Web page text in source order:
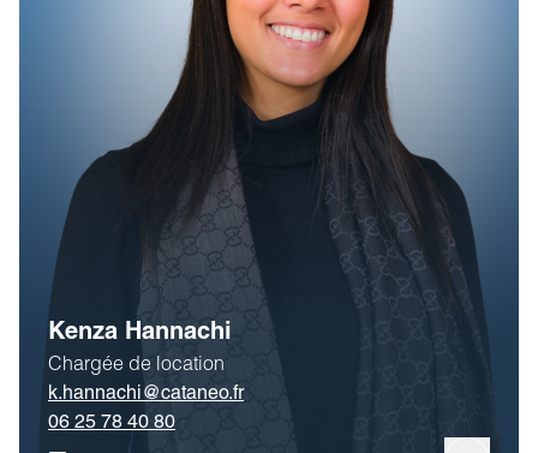
Kenza Hannachi
Chargée de location
k.hannachi@cataneo.fr
06 25 78 40 80